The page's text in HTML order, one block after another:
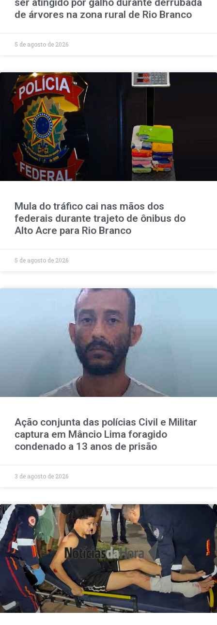
ser atingido por galho durante derrubada
de árvores na zona rural de Rio Branco
5 de agosto de 2026
Mula do tráfico cai nas mãos dos
federais durante trajeto de ônibus do
Alto Acre para Rio Branco
5 de agosto de 2026
Ação conjunta das polícias Civil e Militar
captura em Mâncio Lima foragido
condenado a 13 anos de prisão
3 de agosto de 2026